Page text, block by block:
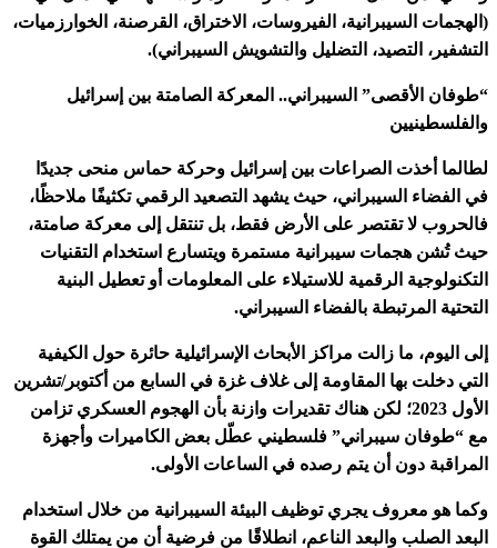
(الهجمات السيبرانية، الفيروسات، الاختراق، القرصنة، الخوارزميات،
التشفير، التصيد، التضليل والتشويش السيبراني).
“طوفان الأقصى” السيبراني.. المعركة الصامتة بين إسرائيل
والفلسطينيين
لطالما أخذت الصراعات بين إسرائيل وحركة حماس منحى جديدًا
في الفضاء السيبراني، حيث يشهد التصعيد الرقمي تكثيفًا ملاحظًا،
فالحروب لا تقتصر على الأرض فقط، بل تنتقل إلى معركة صامتة،
حيث تُشن هجمات سيبرانية مستمرة ويتسارع استخدام التقنيات
التكنولوجية الرقمية للاستيلاء على المعلومات أو تعطيل البنية
التحتية المرتبطة بالفضاء السيبراني.
إلى اليوم، ما زالت مراكز الأبحاث الإسرائيلية حائرة حول الكيفية
التي دخلت بها المقاومة إلى غلاف غزة في السابع من أكتوبر/تشرين
الأول 2023؛ لكن هناك تقديرات وازنة بأن الهجوم العسكري تزامن
مع “طوفان سيبراني” فلسطيني عطّل بعض الكاميرات وأجهزة
المراقبة دون أن يتم رصده في الساعات الأولى.
وكما هو معروف يجري توظيف البيئة السيبرانية من خلال استخدام
البعد الصلب والبعد الناعم، انطلاقًا من فرضية أن من يمتلك القوة